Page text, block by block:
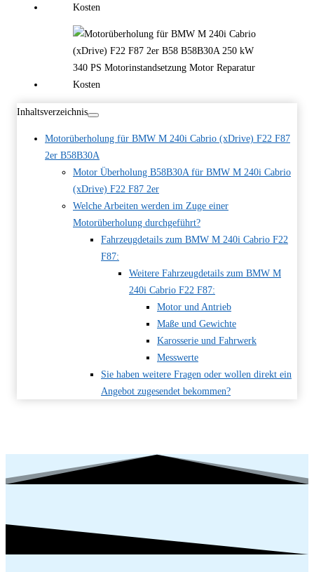
Inhaltsverzeichnis
Motorüberholung für BMW M 240i Cabrio (xDrive) F22 F87
2er B58B30A
Motor Überholung B58B30A für BMW M 240i Cabrio
(xDrive) F22 F87 2er
Welche Arbeiten werden im Zuge einer
Motorüberholung durchgeführt?
Fahrzeugdetails zum BMW M 240i Cabrio F22
F87:
Weitere Fahrzeugdetails zum BMW M
240i Cabrio F22 F87:
Motor und Antrieb
Maße und Gewichte
Karosserie und Fahrwerk
Messwerte
Sie haben weitere Fragen oder wollen direkt ein
Angebot zugesendet bekommen?